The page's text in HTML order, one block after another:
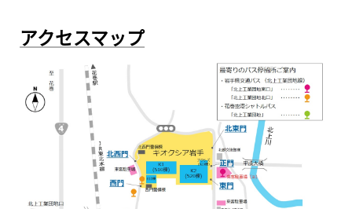
アクセスマップ